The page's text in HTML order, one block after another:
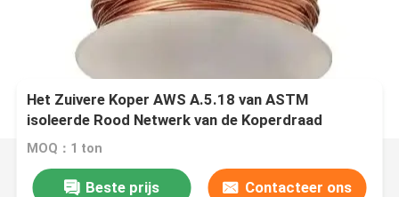
Het Zuivere Koper AWS A.5.18 van ASTM
isoleerde Rood Netwerk van de Koperdraad
0.16mm 0.18mm
MOQ：1 ton
Beste prijs Contacteer ons